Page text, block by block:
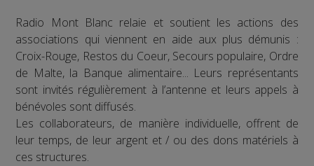
Radio Mont Blanc relaie et soutient les actions des
associations qui viennent en aide aux plus démunis :
Croix-Rouge, Restos du Coeur, Secours populaire, Ordre
de Malte, la Banque alimentaire... Leurs représentants
sont invités régulièrement à l’antenne et leurs appels à
bénévoles sont diffusés.
Les collaborateurs, de manière individuelle, offrent de
leur temps, de leur argent et / ou des dons matériels à
ces structures.